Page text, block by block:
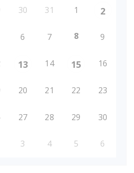
30 31 1 2
6 7 8 9
13 14 15 16
20 21 22 23
27 28 29 30
3 4 5 6